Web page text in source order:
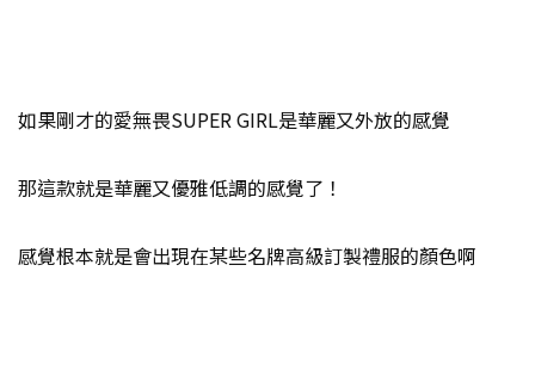
如果剛才的愛無畏SUPER GIRL是華麗又外放的感覺
那這款就是華麗又優雅低調的感覺了！
感覺根本就是會出現在某些名牌高級訂製禮服的顏色啊